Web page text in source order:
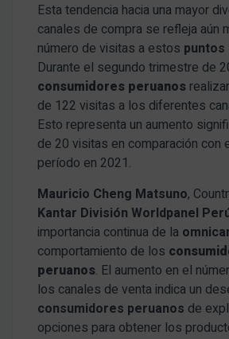
Esta tendencia hacia una mayor
canales de compra se refleja aún
número de visitas a estos puntos
Durante el segundo trimestre de
consumidores peruanos
de 122 visitas a los diferentes
Esto representa un aumento
de 20 visitas en comparación con
período en 2021.
Mauricio Cheng Matsuno,
Kantar División Worldpanel
importancia continua de la
comportamiento de los
peruanos. El aumento en el
los canales de venta indica un
consumidores peruanos de
opciones para obtener los